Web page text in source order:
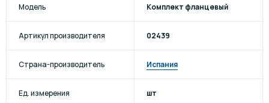
Модель Комплект фланцевый
Артикул производителя 02439
Страна-производитель Испания
Ед. измерения шт